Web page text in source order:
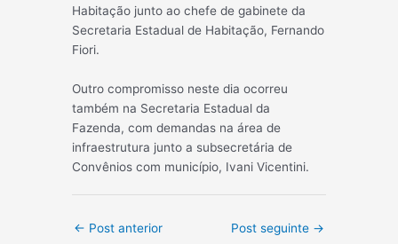
Habitação junto ao chefe de gabinete da
Secretaria Estadual de Habitação, Fernando
Fiori.
Outro compromisso neste dia ocorreu
também na Secretaria Estadual da
Fazenda, com demandas na área de
infraestrutura junto a subsecretária de
Convênios com município, Ivani Vicentini.
Post
← Post anterior Post seguinte →